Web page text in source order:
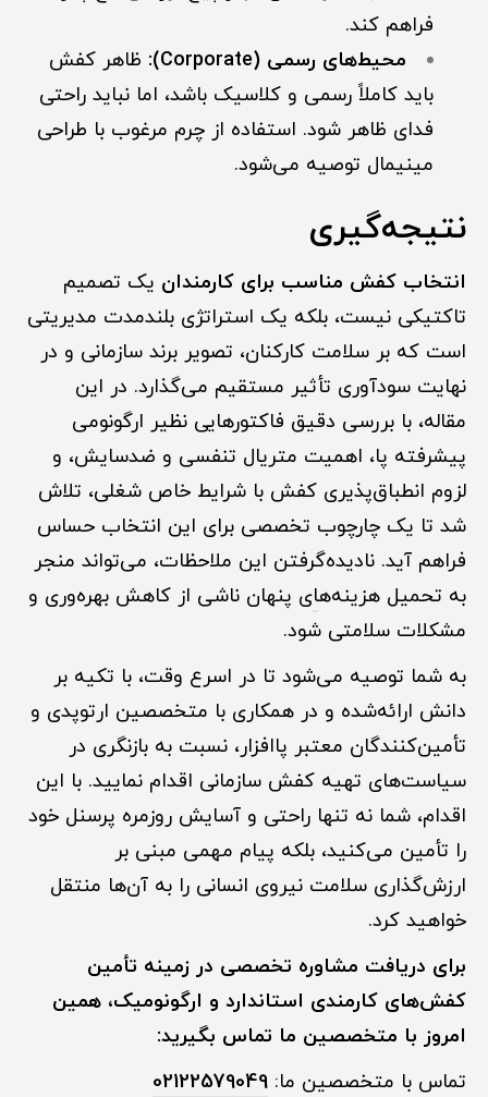
فراهم کند.
محیط‌های رسمی (Corporate):
ظاهر کفش
باید کاملاً رسمی و کلاسیک باشد، اما نباید راحتی
فدای ظاهر شود. استفاده از چرم مرغوب با طراحی
مینیمال توصیه می‌شود.
نتیجه‌گیری
انتخاب کفش مناسب برای کارمندان یک تصمیم
تاکتیکی نیست، بلکه یک استراتژی بلندمدت مدیریتی
است که بر سلامت کارکنان، تصویر برند سازمانی و در
نهایت سودآوری تأثیر مستقیم می‌گذارد. در این
مقاله، با بررسی دقیق فاکتورهایی نظیر ارگونومی
پیشرفته پا، اهمیت متریال تنفسی و ضدسایش، و
لزوم انطباق‌پذیری کفش با شرایط خاص شغلی، تلاش
شد تا یک چارچوب تخصصی برای این انتخاب حساس
فراهم آید. نادیده‌گرفتن این ملاحظات، می‌تواند منجر
به تحمیل هزینه‌های پنهان ناشی از کاهش بهره‌وری و
مشکلات سلامتی شود.
به شما توصیه می‌شود تا در اسرع وقت، با تکیه بر
دانش ارائه‌شده و در همکاری با متخصصین ارتوپدی و
تأمین‌کنندگان معتبر پاافزار، نسبت به بازنگری در
سیاست‌های تهیه کفش سازمانی اقدام نمایید. با این
اقدام، شما نه تنها راحتی و آسایش روزمره پرسنل خود
را تأمین می‌کنید، بلکه پیام مهمی مبنی بر
ارزش‌گذاری سلامت نیروی انسانی را به آن‌ها منتقل
خواهید کرد.
برای دریافت مشاوره تخصصی در زمینه تأمین
کفش‌های کارمندی استاندارد و ارگونومیک، همین
امروز با متخصصین ما تماس بگیرید:
تماس با متخصصین ما: 02122579049